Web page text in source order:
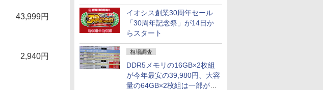
落し「Ryzen 7 7800X3D」
との価格逆転解消 [8月前半の
CPU価格]
イオシス創業30周年セール
「30周年記念祭」が14日か
らスタート
相場調査
DDR5メモリの16GB×2枚組
が今年最安の39,980円、大容
量の64GB×2枚組は一部が続
43,999円
2,940円